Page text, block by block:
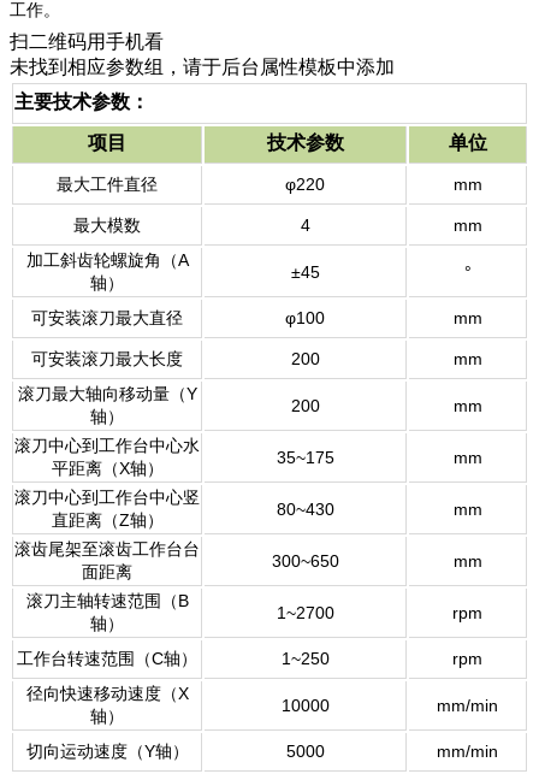
工作。
扫二维码用手机看
未找到相应参数组，请于后台属性模板中添加
主要技术参数：
项目
技术参数 单位
最大工件直径 φ220 mm
最大模数 4
mm
加工斜齿轮螺旋角（A
轴）
±45 °
可安装滚刀最大直径 φ100 mm
可安装滚刀最大长度 200
mm
滚刀最大轴向移动量（Y
轴）
200 mm
滚刀中心到工作台中心水
平距离（X轴）
35~175 mm
滚刀中心到工作台中心竖
直距离（Z轴）
80~430 mm
滚齿尾架至滚齿工作台台
面距离
300~650 mm
滚刀主轴转速范围（B
轴）
1~2700 rpm
工作台转速范围（C轴） 1~250
rpm
径向快速移动速度（X
轴）
10000 mm/min
切向运动速度（Y轴） 5000
mm/min